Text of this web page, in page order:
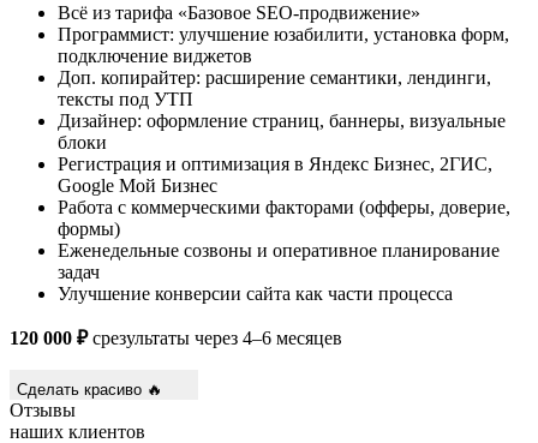
Всё из тарифа «Базовое SEO-продвижение»
Программист: улучшение юзабилити, установка форм,
подключение виджетов
Доп. копирайтер: расширение семантики, лендинги,
тексты под УТП
Дизайнер: оформление страниц, баннеры, визуальные
блоки
Регистрация и оптимизация в Яндекс Бизнес, 2ГИС,
Google Мой Бизнес
Работа с коммерческими факторами (офферы, доверие,
формы)
Еженедельные созвоны и оперативное планирование
задач
Улучшение конверсии сайта как части процесса
120 000 ₽срезультаты через 4–6 месяцев
Сделать красиво 🔥
Отзывы
наших клиентов